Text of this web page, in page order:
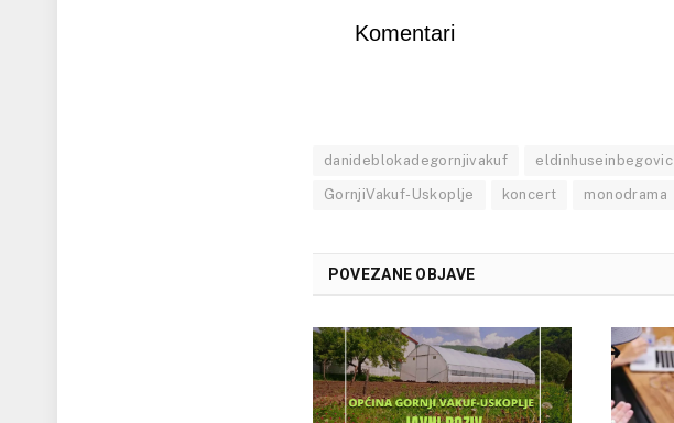
Komentari
danideblokadegornjivakuf eldinhuseinbegovic
GornjiVakuf-Uskoplje koncert monodrama
POVEZANE OBJAVE